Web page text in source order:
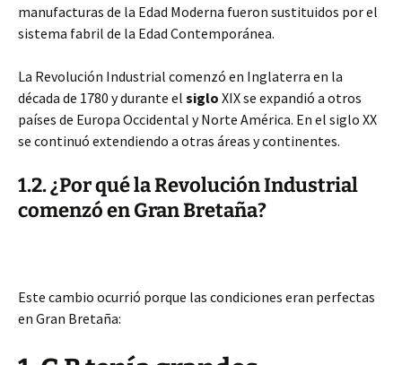
manufacturas de la Edad Moderna fueron sustituidos por el
sistema fabril de la Edad Contemporánea.
La Revolución Industrial comenzó en Inglaterra en la
década de 1780 y durante el siglo XIX se expandió a otros
países de Europa Occidental y Norte América. En el siglo XX
se continuó extendiendo a otras áreas y continentes.
1.2. ¿Por qué la Revolución Industrial
comenzó en Gran Bretaña?
Este cambio ocurrió porque las condiciones eran perfectas
en Gran Bretaña: